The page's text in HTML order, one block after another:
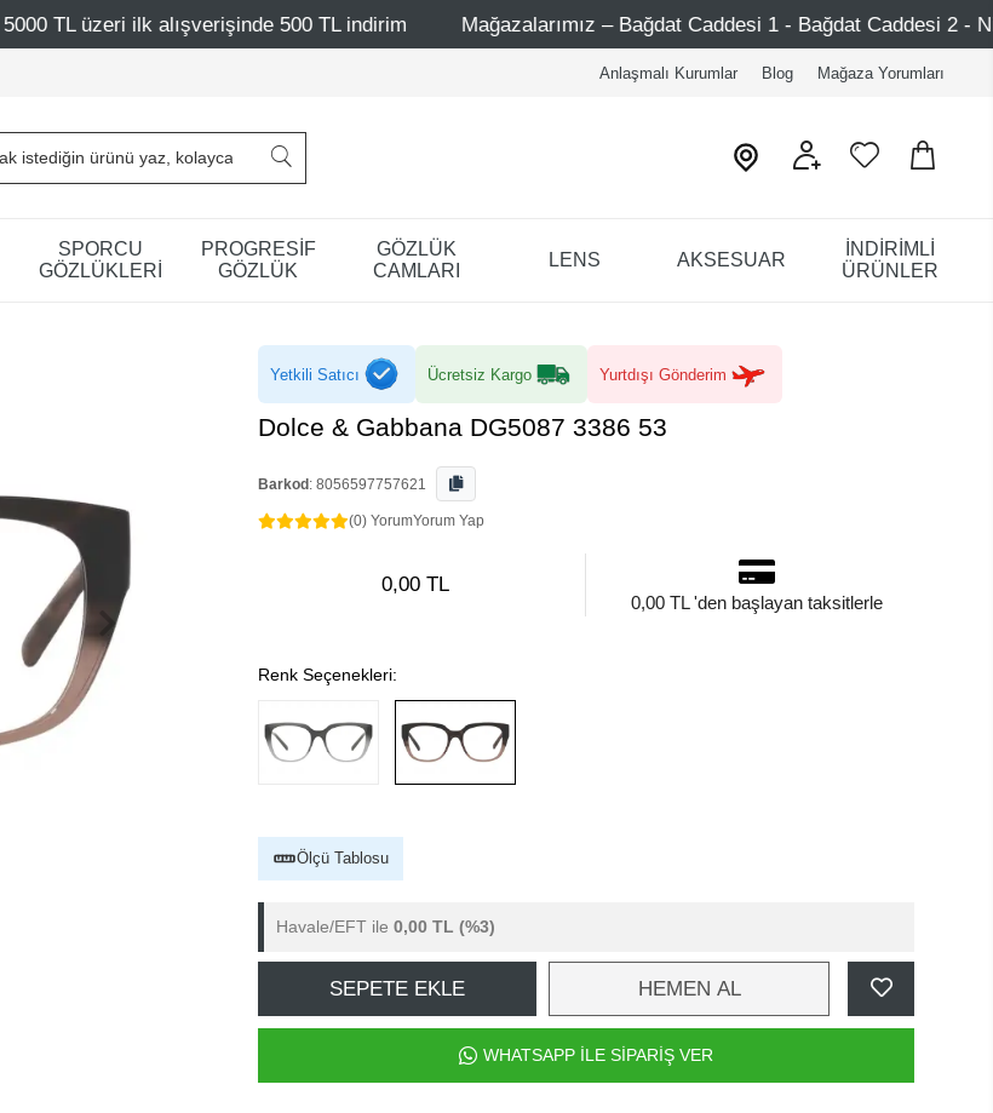
500 TL indirim Mağazalarımız – Bağdat Caddesi 1 - Bağdat Caddesi 2 - Nişantaşı – Etiler –
Anlaşmalı Kurumlar Blog Mağaza Yorumları
SPORCU
GÖZLÜKLERİ
PROGRESİF
GÖZLÜK
GÖZLÜK
CAMLARI
LENS AKSESUAR
İNDİRİMLİ
ÜRÜNLER
Yetkili Satıcı Ücretsiz Kargo Yurtdışı Gönderim
Dolce & Gabbana DG5087 3386 53
Barkod : 8056597757621
(0) YorumYorum Yap
0,00 TL
0,00 TL 'den başlayan taksitlerle
Renk Seçenekleri:
Ölçü Tablosu
Havale/EFT ile 0,00 TL (%3)
SEPETE EKLE HEMEN AL
WHATSAPP İLE SİPARİŞ VER